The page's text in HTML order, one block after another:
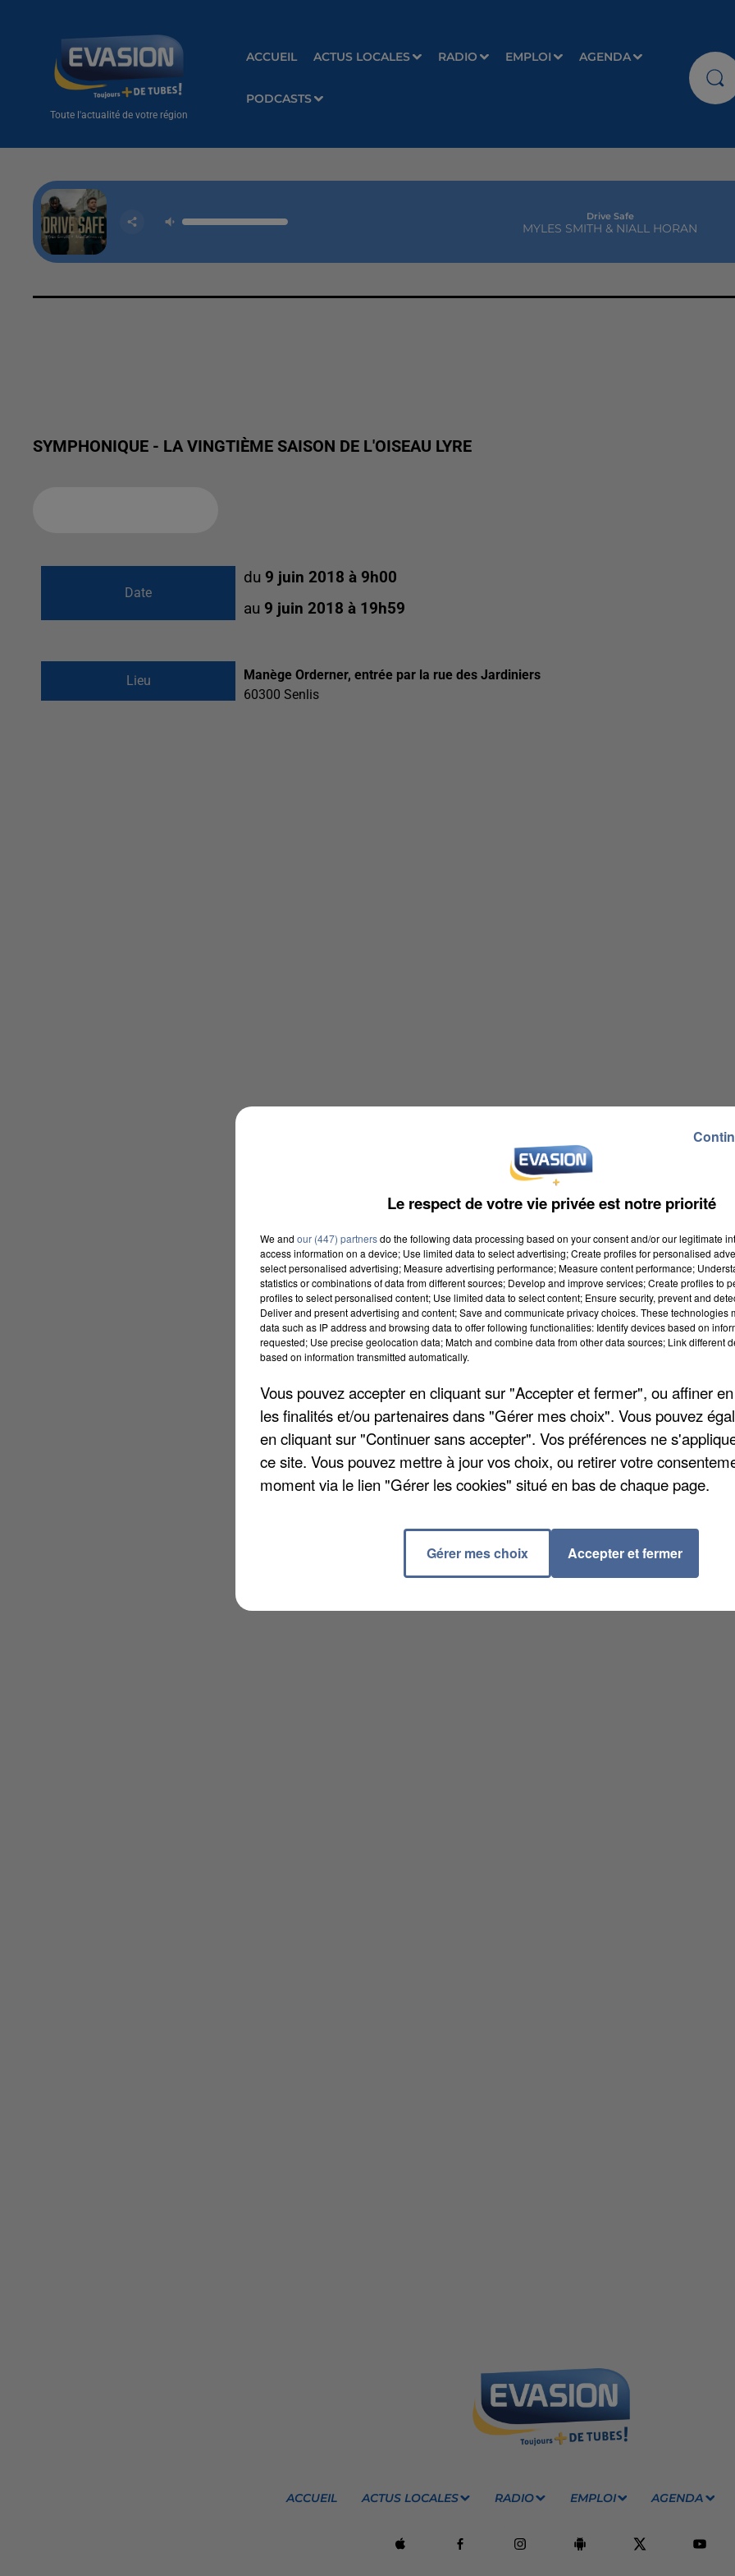
Toute l'actualité de votre région
ACCUEIL ACTUS LOCALES RADIO EMPLOI AGENDA
PODCASTS
Drive Safe
MYLES SMITH & NIALL HORAN
SYMPHONIQUE - LA VINGTIÈME SAISON DE L'OISEAU LYRE
Date
du 9 juin 2018 à 9h00
au 9 juin 2018 à 19h59
Lieu
Manège Orderner, entrée par la rue des Jardiniers
60300 Senlis
ACCUEIL ACTUS LOCALES RADIO EMPLOI AGENDA
Le respect de votre vie privée est notre priorité
We and our (447) partnersdo the following data processing based on your consent and/or our legitimate
access information on a device; Use limited data to select advertising; Create profiles for personalised
select personalised advertising; Measure advertising performance; Measure content performance;
statistics or combinations of data from different sources; Develop and improve services; Create profiles to
profiles to select personalised content; Use limited data to select content; Ensure security, prevent and
Deliver and present advertising and content; Save and communicate privacy choices. These technologies
data such as IP address and browsing data to offer following functionalities: Identify devices based on
requested; Use precise geolocation data; Match and combine data from other data sources; Link different
based on information transmitted automatically.
Vous pouvez accepter en cliquant sur "Accepter et fermer", ou affiner
les finalités et/ou partenaires dans "Gérer mes choix". Vous pouvez
en cliquant sur "Continuer sans accepter". Vos préférences ne
ce site. Vous pouvez mettre à jour vos choix, ou retirer votre
moment via le lien "Gérer les cookies" situé en bas de chaque page.
Gérer mes choix Accepter et fermer